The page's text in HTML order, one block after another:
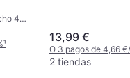
46
¹ 13,99 €
O 3 pagos de 4,66
2 tiendas